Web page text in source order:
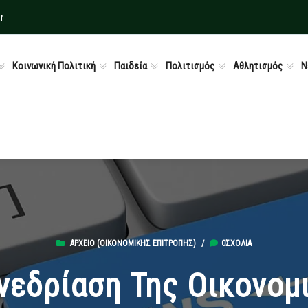
Κοινωνική Πολιτική Παιδεία Πολιτισμός Αθλητισμός
ΑΡΧΕΊΟ (ΟΙΚΟΝΟΜΙΚΉΣ ΕΠΙΤΡΟΠΉΣ) / 0ΣΧΌΛΙΑ
Της